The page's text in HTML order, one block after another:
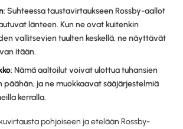
: Suhteessa taustavirtaukseen Rossby-aallot
länteen. Kun ne ovat kuitenkin
vallitsevien tuulten keskellä, ne näyttävät
itään.
: Nämä aaltoilut voivat ulottua tuhansien
päähän, ja ne muokkaavat sääjärjestelmiä
kerralla.
pohjoiseen ja etelään Rossby-